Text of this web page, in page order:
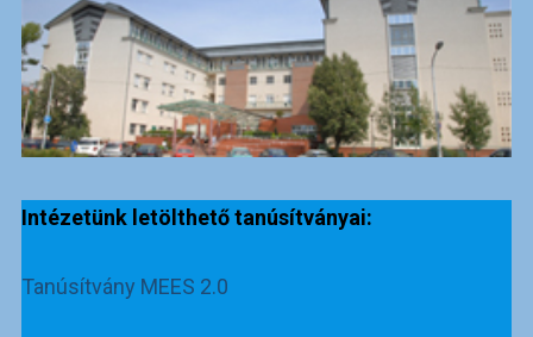
Intézetünk letölthető tanúsítványai:
Tanúsítvány MEES 2.0